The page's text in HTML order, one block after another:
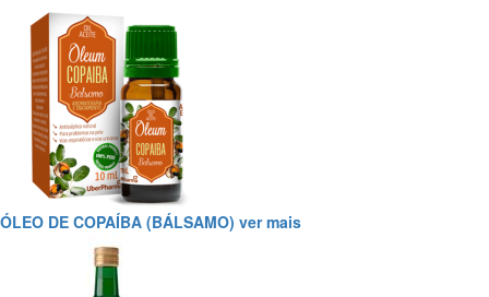
ÓLEO DE COPAÍBA (BÁLSAMO) ver mais